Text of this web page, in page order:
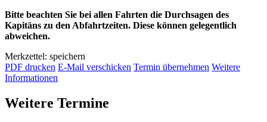
Bitte beachten Sie bei allen Fahrten die Durchsagen des
Kapitäns zu den Abfahrtzeiten. Diese können gelegentlich
abweichen.
Merkzettel: speichern
PDF drucken E-Mail verschicken Termin übernehmen Weitere
Informationen
Weitere Termine